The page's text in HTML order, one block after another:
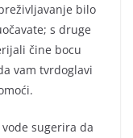
bilo
s druge
čine bocu
vam tvrdoglavi
sugerira da